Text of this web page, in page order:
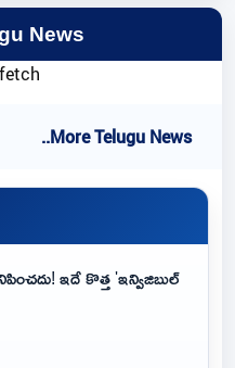
News
..More Telugu News
ఇదే కొత్త 'ఇన్విజిబుల్